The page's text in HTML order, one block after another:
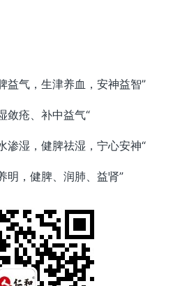
益气，生津养血，安神益智”
敛疮、补中益气“
渗湿，健脾祛湿，宁心安神“
明，健脾、润肺、益肾”